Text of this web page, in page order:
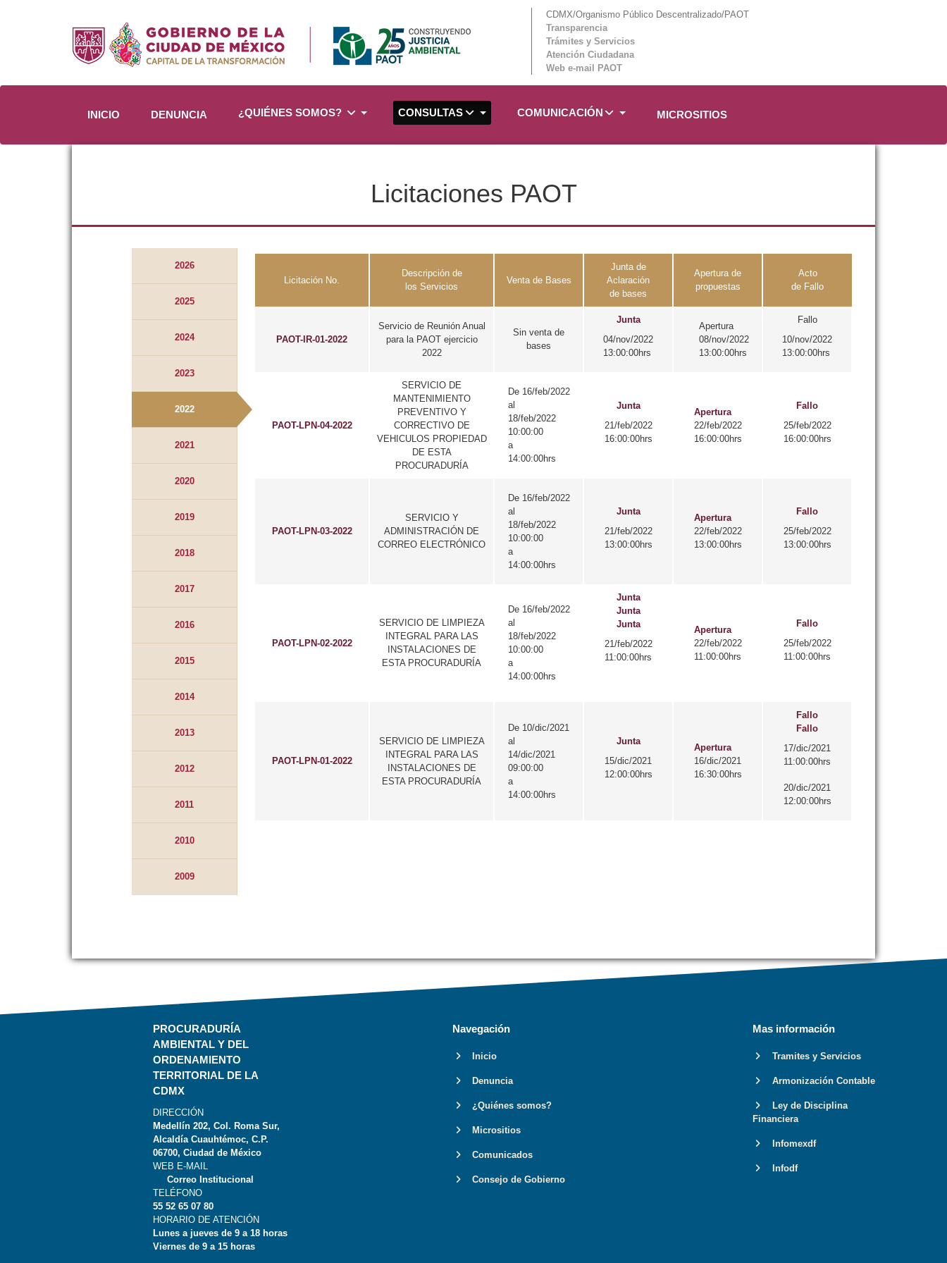
CDMX/Organismo Público Descentralizado/PAOT
Transparencia
Trámites y Servicios
Atención Ciudadana
Web e-mail PAOT
INICIO DENUNCIA ¿QUIÉNES SOMOS? CONSULTAS COMUNICACIÓN MICROSITIOS
Licitaciones PAOT
2026
2025
2024
2023
2022
2021
2020
2019
2018
2017
2016
2015
2014
2013
2012
2011
2010
2009
Licitación No.
Descripción de
los Servicios
Venta de Bases
Junta de
Aclaración
de bases
Apertura de
propuestas
Acto
de Fallo
PAOT-IR-01-2022
Servicio de Reunión Anual
para la PAOT ejercicio
2022
Sin venta de
bases
Junta
04/nov/2022
13:00:00hrs
Apertura
08/nov/2022
13:00:00hrs
Fallo
10/nov/2022
13:00:00hrs
PAOT-LPN-04-2022
SERVICIO DE
MANTENIMIENTO
PREVENTIVO Y
CORRECTIVO DE
VEHICULOS PROPIEDAD
DE ESTA
PROCURADURÍA
De 16/feb/2022
al
18/feb/2022
10:00:00
a
14:00:00hrs
Junta
21/feb/2022
16:00:00hrs
Apertura
22/feb/2022
16:00:00hrs
Fallo
25/feb/2022
16:00:00hrs
PAOT-LPN-03-2022
SERVICIO Y
ADMINISTRACIÓN DE
CORREO ELECTRÓNICO
De 16/feb/2022
al
18/feb/2022
10:00:00
a
14:00:00hrs
Junta
21/feb/2022
13:00:00hrs
Apertura
22/feb/2022
13:00:00hrs
Fallo
25/feb/2022
13:00:00hrs
PAOT-LPN-02-2022
SERVICIO DE LIMPIEZA
INTEGRAL PARA LAS
INSTALACIONES DE
ESTA PROCURADURÍA
De 16/feb/2022
al
18/feb/2022
10:00:00
a
14:00:00hrs
Junta
Junta
Junta
21/feb/2022
11:00:00hrs
Apertura
22/feb/2022
11:00:00hrs
Fallo
25/feb/2022
11:00:00hrs
PAOT-LPN-01-2022
SERVICIO DE LIMPIEZA
INTEGRAL PARA LAS
INSTALACIONES DE
ESTA PROCURADURÍA
De 10/dic/2021
al
14/dic/2021
09:00:00
a
14:00:00hrs
Junta
15/dic/2021
12:00:00hrs
Apertura
16/dic/2021
16:30:00hrs
Fallo
Fallo
17/dic/2021
11:00:00hrs
20/dic/2021
12:00:00hrs
PROCURADURÍA
AMBIENTAL Y DEL
ORDENAMIENTO
TERRITORIAL DE LA
CDMX
DIRECCIÓN
Medellín 202, Col. Roma Sur,
Alcaldía Cuauhtémoc, C.P.
06700, Ciudad de México
WEB E-MAIL
Correo Institucional
TELÉFONO
55 52 65 07 80
HORARIO DE ATENCIÓN
Lunes a jueves de 9 a 18 horas
Viernes de 9 a 15 horas
Navegación
Inicio
Denuncia
¿Quiénes somos?
Micrositios
Comunicados
Consejo de Gobierno
Mas información
Tramites y Servicios
Armonización Contable
Ley de Disciplina
Financiera
Infomexdf
Infodf